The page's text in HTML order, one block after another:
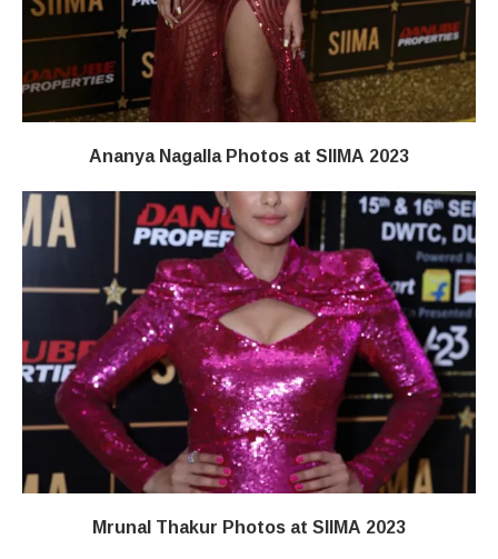
Ananya Nagalla Photos at SIIMA 2023
Mrunal Thakur Photos at SIIMA 2023